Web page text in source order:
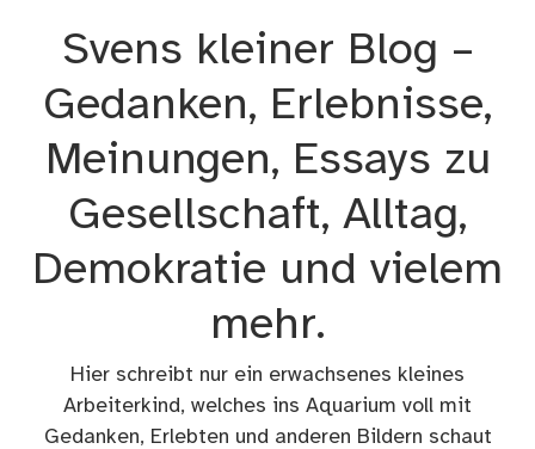
Svens kleiner Blog –
Gedanken, Erlebnisse,
Meinungen, Essays zu
Gesellschaft, Alltag,
Demokratie und vielem
mehr.
Hier schreibt nur ein erwachsenes kleines
Arbeiterkind, welches ins Aquarium voll mit
Gedanken, Erlebten und anderen Bildern schaut